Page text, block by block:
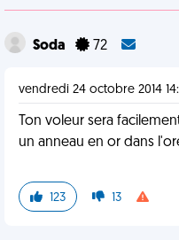
Soda 72
vendredi 24 octobre 2014
Ton voleur sera
un anneau en or dans
123 13